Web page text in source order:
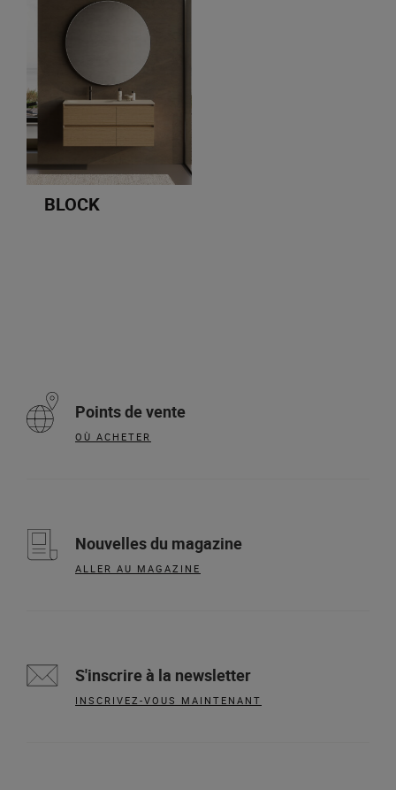
BLOCK
Points de vente
OÙ ACHETER
Nouvelles du magazine
ALLER AU MAGAZINE
S'inscrire à la newsletter
INSCRIVEZ-VOUS MAINTENANT